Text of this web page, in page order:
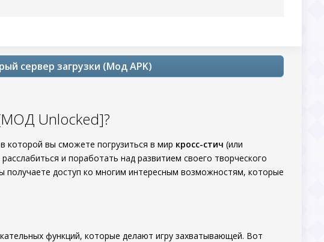
сервер загрузки (Мод APK)
[МОД Unlocked]?
которой вы сможете погрузиться в мир кросс-стич (или
и поработать над развитием своего творческого
доступ ко многим интересным возможностям, которые
функций, которые делают игру захватывающей. Вот